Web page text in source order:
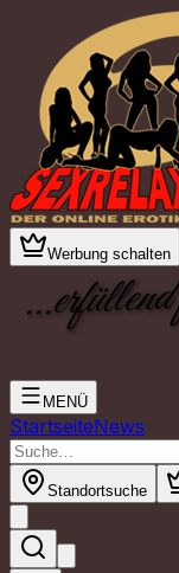
Werbung schalten
MENÜ
StartseiteNews
Standortsuche